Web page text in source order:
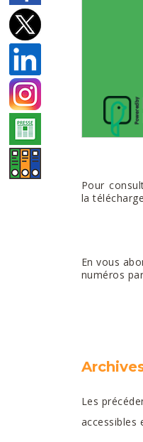
Pour
la
En vous
numéros
Les
accessibles